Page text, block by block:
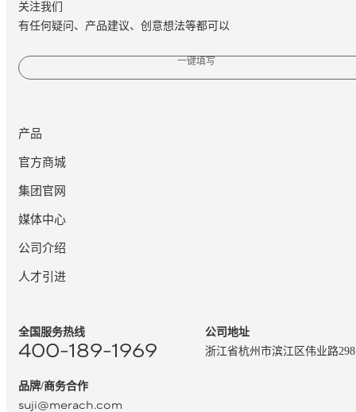
关注我们
有任何疑问、产品建议、创意想法等都可以
一键填写
产品
官方商城
集团官网
媒体中心
公司介绍
人才引进
全国服务热线
400-189-1969
品牌/商务合作
suji@merach.com
公司地址
浙江省杭州市滨江区伟业路